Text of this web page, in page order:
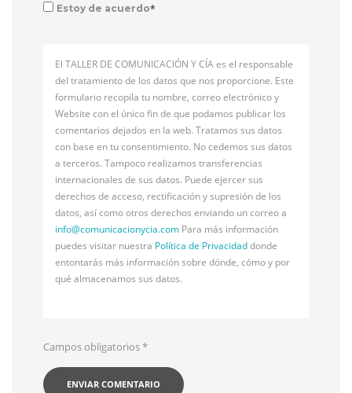
Estoy de acuerdo*
El TALLER DE COMUNICACIÓN Y CÍA es el responsable
del tratamiento de los datos que nos proporcione. Este
formulario recopila tu nombre, correo electrónico y
Website con el único fin de que podamos publicar los
comentarios dejados en la web. Tratamos sus datos
con base en tu consentimiento. No cedemos sus datos
a terceros. Tampoco realizamos transferencias
internacionales de sus datos. Puede ejercer sus
derechos de acceso, rectificación y supresión de los
datos, así como otros derechos enviando un correo a
info@comunicacionycia.com Para más información
puedes visitar nuestra Política de Privacidaddonde
entontarás más información sobre dónde, cómo y por
qué almacenamos sus datos.
Campos obligatorios*